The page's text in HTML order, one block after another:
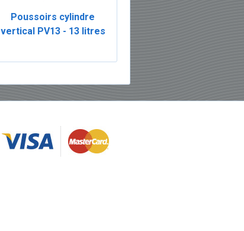
Poussoirs cylindre
vertical PV13 - 13 litres